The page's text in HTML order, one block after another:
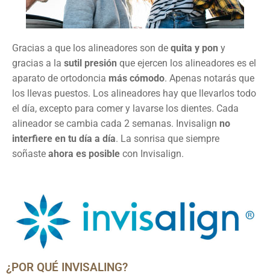
Gracias a que los alineadores son de quita y pon y
gracias a la sutil presión que ejercen los alineadores es el
aparato de ortodoncia más cómodo. Apenas notarás que
los llevas puestos. Los alineadores hay que llevarlos todo
el día, excepto para comer y lavarse los dientes. Cada
alineador se cambia cada 2 semanas. Invisalign no
interfiere en tu día a día. La sonrisa que siempre
soñaste ahora es posible con Invisalign.
¿POR QUÉ INVISALING?